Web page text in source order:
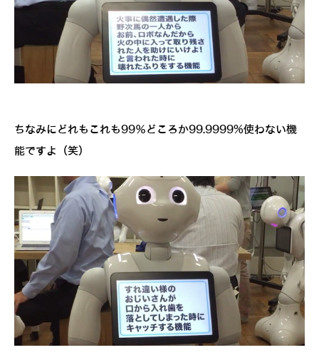
ちなみにどれもこれも99％どころか99.9999%使わない機
能ですよ（笑）